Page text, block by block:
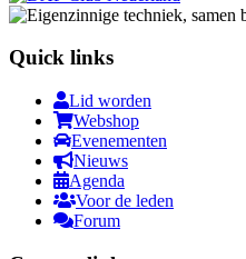
Quick links
Lid worden
Webshop
Evenementen
Nieuws
Agenda
Voor de leden
Forum